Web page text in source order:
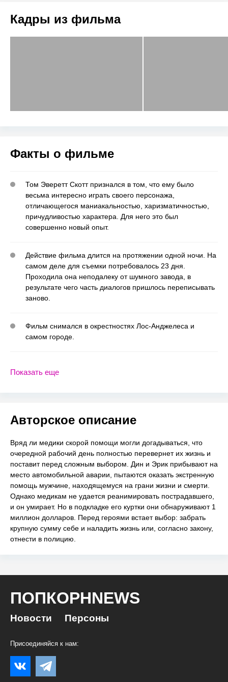
Кадры из фильма
Факты о фильме
Том Эверетт Скотт признался в том, что ему было
весьма интересно играть своего персонажа,
отличающегося маниакальностью, харизматичностью,
причудливостью характера. Для него это был
совершенно новый опыт.
Действие фильма длится на протяжении одной ночи. На
самом деле для съемки потребовалось 23 дня.
Проходила она неподалеку от шумного завода, в
результате чего часть диалогов пришлось переписывать
заново.
Фильм снимался в окрестностях Лос-Анджелеса и
самом городе.
Показать еще
Авторское описание
Вряд ли медики скорой помощи могли догадываться, что
очередной рабочий день полностью перевернет их жизнь и
поставит перед сложным выбором. Дин и Эрик прибывают на
место автомобильной аварии, пытаются оказать экстренную
помощь мужчине, находящемуся на грани жизни и смерти.
Однако медикам не удается реанимировать пострадавшего,
и он умирает. Но в подкладке его куртки они обнаруживают 1
миллион долларов. Перед героями встает выбор: забрать
крупную сумму себе и наладить жизнь или, согласно закону,
отнести в полицию.
ПОПКОРНNEWS
Новости Персоны
Присоединяйся к нам: